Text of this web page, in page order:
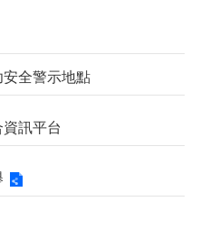
安全警示地點
訊平台